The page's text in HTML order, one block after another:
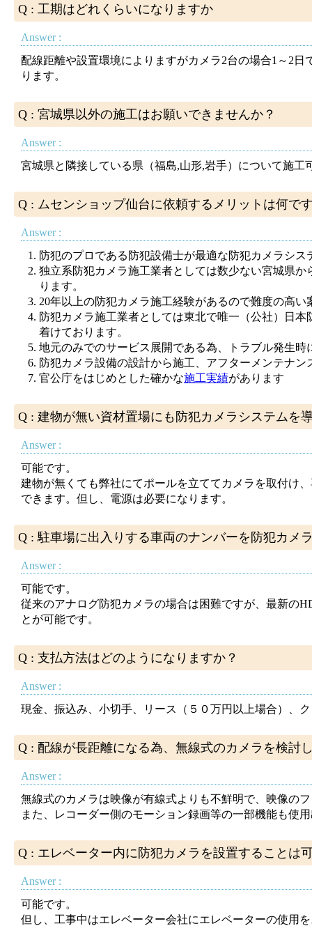
Q : 工期はどれくらいになりますか
Answer :
配線距離や設置環境によりますがカメラ2台の場合1～2
ります。
Q : 宮城県以外の施工はお願いできませんか？
Answer :
宮城県と隣接している県（福島,山形,岩手）について施工
Q : ムセンショップ仙台に依頼するメリットは何で
Answer :
防犯のプロである防犯設備士が最適な防犯カメラシス
独立系防犯カメラ施工業者としては数少ない宮城県
ります。
20年以上の防犯カメラ施工経験があるので難度の高い
防犯カメラ施工業者としては東北で唯一（公社）日
着けております。
地元のみでのサービス展開である為、トラブル発生
防犯カメラ設備の設計から施工、アフターメンテナ
官公庁をはじめとした確かな施工実績があります
Q : 建物が無い資材置場にも防犯カメラシステムを
Answer :
可能です。
建物が無くても弊社にてポールを立ててカメラを取付け
できます。但し、電源は必要になります。
Q : 駐車場に出入りする車両のナンバーを防犯カメ
Answer :
可能です。
従来のアナログ防犯カメラの場合は困難ですが、最新の
とが可能です。
Q : 支払方法はどのようになりますか？
Answer :
現金、振込み、小切手、リース（５０万円以上場合）、
Q : 配線が長距離になる為、無線式のカメラを検討
Answer :
無線式のカメラは映像が有線式よりも不鮮明で、映像の
また、レコーダー側のモーション録画等の一部機能も使
Q : エレベーター内に防犯カメラを設置することは
Answer :
可能です。
但し、工事中はエレベーター会社にエレベーターの使用